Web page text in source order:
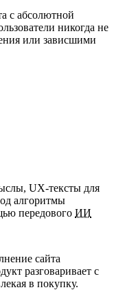
с абсолютной
никогда не
или зависшими
UX-тексты для
алгоритмы
передового ИИ
сайта
разговаривает с
в покупку.